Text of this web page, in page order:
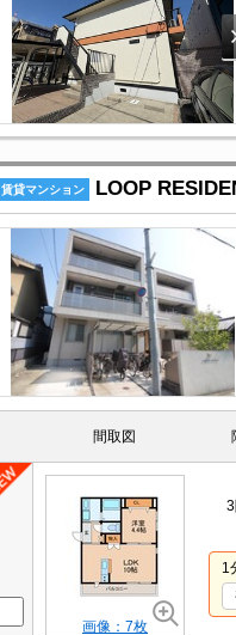
賃貸マンション LOOP
間取図
画像：7枚
1